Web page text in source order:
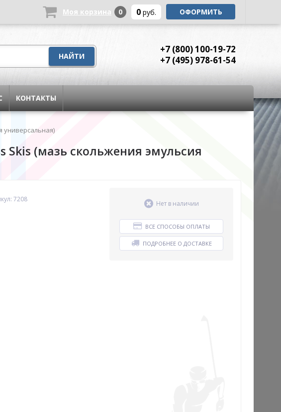
+7 (800) 100-19-72
+7 (495) 978-61-54
КОНТАКТЫ
универсальная)
Skis (мазь скольжения эмульсия
7208
Нет в наличии
ВСЕ СПОСОБЫ ОПЛАТЫ
ПОДРОБНЕЕ О ДОСТАВКЕ
Моя корзина 0 0 руб. ОФОРМИТЬ